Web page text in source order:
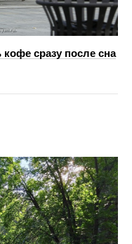
сразу после сна